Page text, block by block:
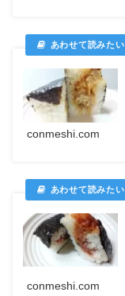
conmeshi.com
conmeshi.com